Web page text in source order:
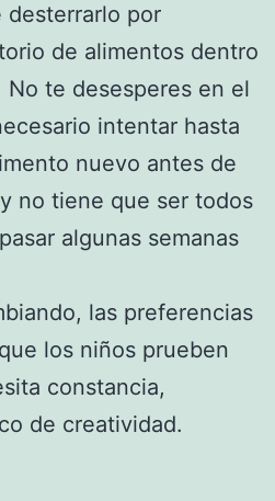
desterrarlo por
de alimentos dentro
te desesperes en el
intentar hasta
nuevo antes de
no tiene que ser todos
algunas semanas
las preferencias
los niños prueben
constancia,
de creatividad.